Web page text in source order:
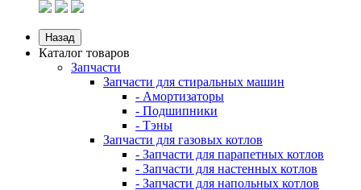
Назад
Каталог товаров
Запчасти
Запчасти для стиральных машин
- Амортизаторы
- Подшипники
- Тэны
Запчасти для газовых котлов
- Запчасти для парапетных котлов
- Запчасти для настенных котлов
- Запчасти для напольных котлов